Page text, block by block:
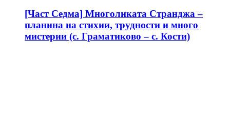
[Част Седма] Многоликата Странджа –
планина на стихии, трудности и много
мистерии (с. Граматиково – с. Кости)